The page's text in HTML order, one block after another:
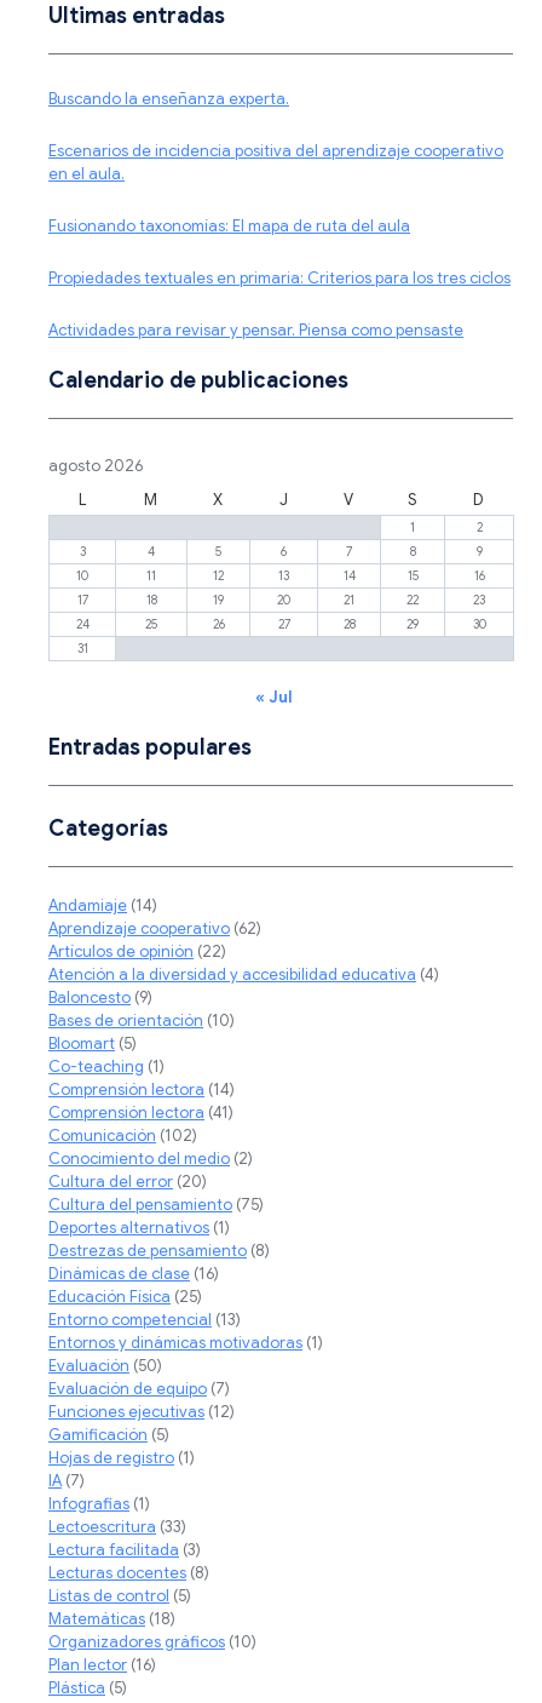
QUIÉN
AYUDA?
Ultimas entradas
Buscando la enseñanza experta.
Escenarios de incidencia positiva del aprendizaje cooperativo
en el aula.
Fusionando taxonomías: El mapa de ruta del aula
Propiedades textuales en primaria: Criterios para los tres ciclos
Actividades para revisar y pensar. Piensa como pensaste
Calendario de publicaciones
agosto 2026
L
M X J V S D
1
2
3
4 5 6 7 8
9
10
11 12 13 14 15
16
17
18 19 20 21 22
23
24
25 26 27 28 29
30
31
« Jul
Entradas populares
Categorías
Andamiaje (14)
Aprendizaje cooperativo (62)
Artículos de opinión (22)
Atención a la diversidad y accesibilidad educativa (4)
Baloncesto (9)
Bases de orientación (10)
Bloomart (5)
Co-teaching (1)
Comprensión lectora (14)
Comprensión lectora (41)
Comunicación (102)
Conocimiento del medio (2)
Cultura del error (20)
Cultura del pensamiento (75)
Deportes alternativos (1)
Destrezas de pensamiento (8)
Dinámicas de clase (16)
Educación Física (25)
Entorno competencial (13)
Entornos y dinámicas motivadoras (1)
Evaluación (50)
Evaluación de equipo (7)
Funciones ejecutivas (12)
Gamificación (5)
Hojas de registro (1)
IA (7)
Infografias (1)
Lectoescritura (33)
Lectura facilitada (3)
Lecturas docentes (8)
Listas de control (5)
Matemáticas (18)
Organizadores gráficos (10)
Plan lector (16)
Plástica (5)